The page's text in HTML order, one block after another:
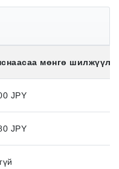
мөнгө
JPY
JPY